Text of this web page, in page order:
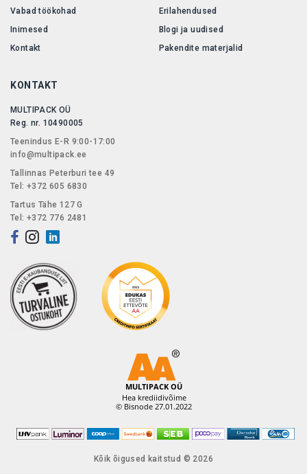
Vabad töökohad
Inimesed
Kontakt
Erilahendused
Blogi ja uudised
Pakendite materjalid
KONTAKT
MULTIPACK OÜ
Reg. nr. 10490005
Teenindus E-R 9:00-17:00
info@multipack.ee
Tallinnas Peterburi tee 49
Tel: +372 605 6830
Tartus Tähe 127 G
Tel: +372 776 2481
Kõik õigused kaitstud © 2026